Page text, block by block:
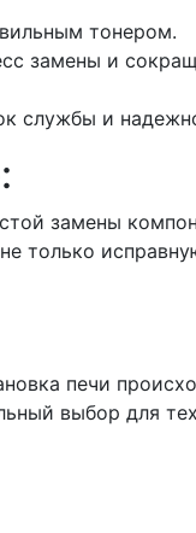
тонером.
замены и
службы и
замены
только
печи
выбор для